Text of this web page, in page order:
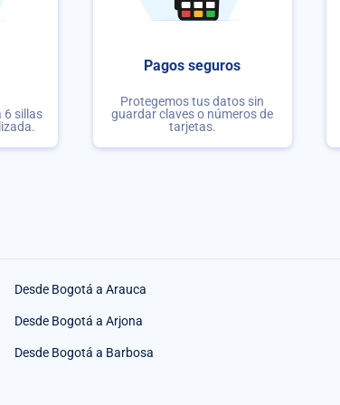
6 sillas
Pagos seguros
Protegemos tus datos sin
guardar claves o números de
tarjetas.
Desde Bogotá a Arauca
Desde Bogotá a Arjona
Desde Bogotá a Barbosa